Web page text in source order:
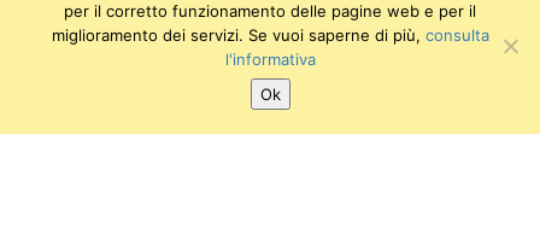
per il corretto funzionamento delle pagine web e per il
miglioramento dei servizi. Se vuoi saperne di più, consulta
l'informativa
Ok